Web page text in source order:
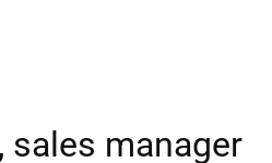
sales manager